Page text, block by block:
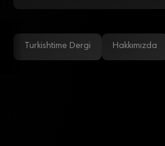
Turkishtime Dergi Hakkımızda